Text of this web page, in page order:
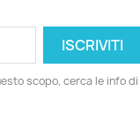
scopo, cerca le info di